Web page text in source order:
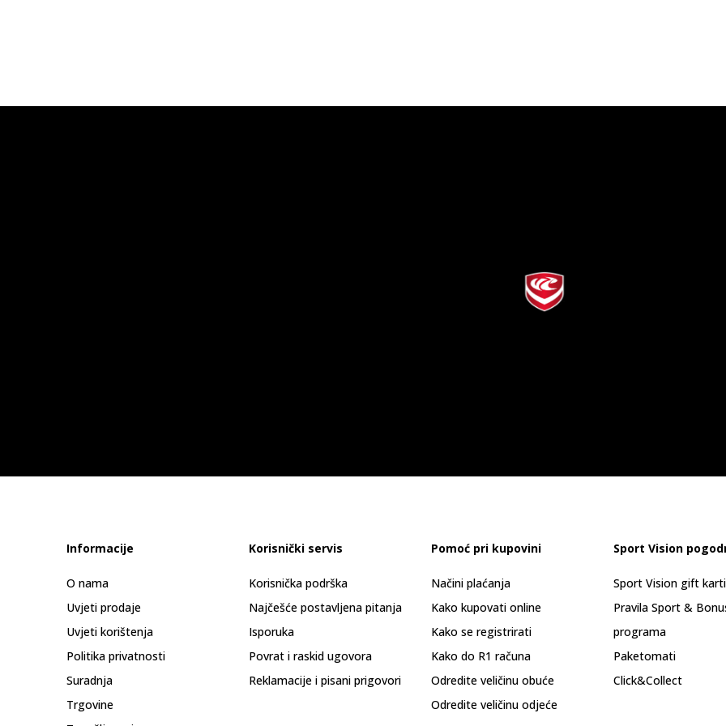
Informacije
O nama
Uvjeti prodaje
Uvjeti korištenja
Politika privatnosti
Suradnja
Trgovine
Korisnički servis
Korisnička podrška
Najčešće postavljena pitanja
Isporuka
Povrat i raskid ugovora
Reklamacije i pisani prigovori
Pomoć pri kupovini
Načini plaćanja
Kako kupovati online
Kako se registrirati
Kako do R1 računa
Odredite veličinu obuće
Odredite veličinu odjeće
Sport Vision
Sport Vision gift
Pravila Sport &
programa
Paketomati
Click&Collect